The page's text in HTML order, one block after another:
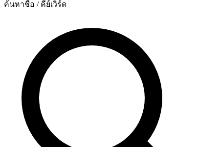
ค้นหาชื่อ / คีย์เวิร์ด